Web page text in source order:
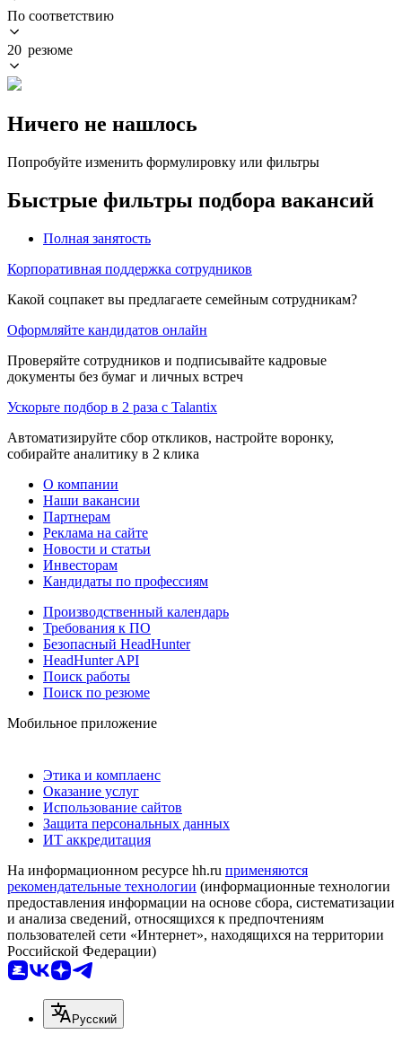
По соответствию
20 резюме
Ничего не нашлось
Попробуйте изменить формулировку или фильтры
Быстрые фильтры подбора вакансий
Полная занятость
Корпоративная поддержка сотрудников
Какой соцпакет вы предлагаете семейным сотрудникам?
Оформляйте кандидатов онлайн
Проверяйте сотрудников и подписывайте кадровые
документы без бумаг и личных встреч
Ускорьте подбор в 2 раза с Talantix
Автоматизируйте сбор откликов, настройте воронку,
собирайте аналитику в 2 клика
О компании
Наши вакансии
Партнерам
Реклама на сайте
Новости и статьи
Инвесторам
Кандидаты по профессиям
Производственный календарь
Требования к ПО
Безопасный HeadHunter
HeadHunter API
Поиск работы
Поиск по резюме
Мобильное приложение
Этика и комплаенс
Оказание услуг
Использование сайтов
Защита персональных данных
ИТ аккредитация
На информационном ресурсе hh.ru применяются
рекомендательные технологии (информационные технологии
предоставления информации на основе сбора, систематизации
и анализа сведений, относящихся к предпочтениям
пользователей сети «Интернет», находящихся на территории
Российской Федерации)
Русский